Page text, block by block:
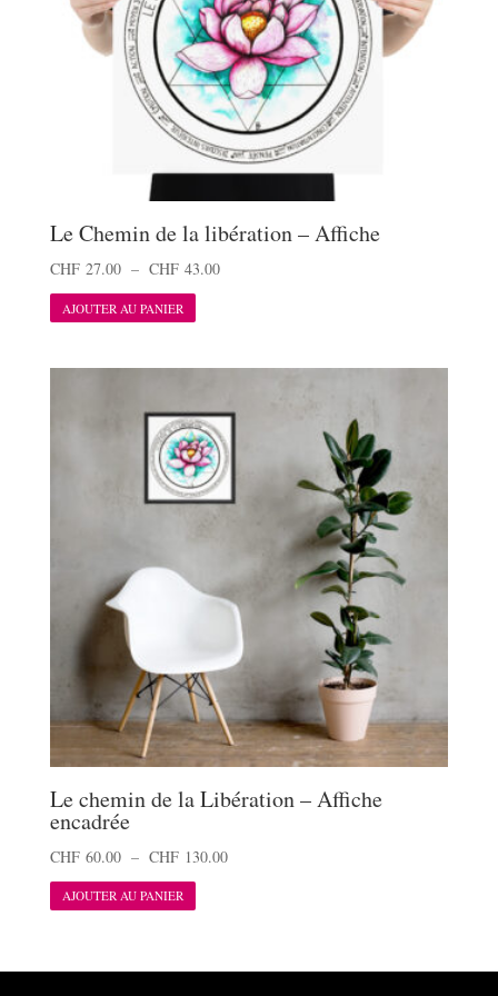
la
page
du
produit
Le Chemin de la libération – Affiche
CHF27.00 – CHF43.00Plage
à
AJOUTER AU PANIER
Ce
produit
plusieurs
Les
options
peuvent
être
page
produit
Le chemin de la Libération – Affiche
encadrée
CHF60.00 – CHF130.00Plage
AJOUTER AU PANIER
Ce
produit